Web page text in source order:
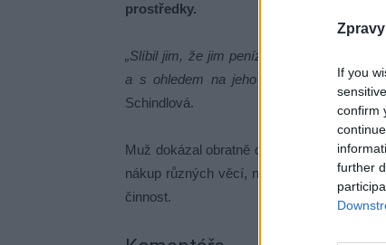
If you
confirm
further
prostředky.
„Slíbil jim, že jim peníze během krátké
a s ohledem na jeho soudní pohledávky
Schindlová.
Muž dokázal obratně dokázal poškozené
nákup různých věcí, např. vozidel. Již v
činnost.